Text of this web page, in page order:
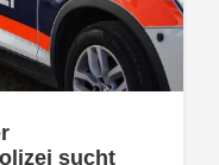
sucht